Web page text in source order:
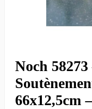
Noch
66x12,5cm